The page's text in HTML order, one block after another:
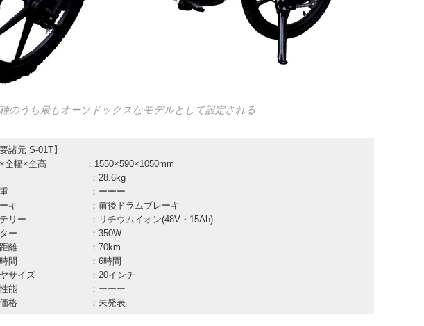
のうち最もオーソドックスなモデルとして設定される
要諸元 S-01T】
×全幅×全高 ：1550×590×1050mm
量 ：28.6kg
重 ：ーーー
ーキ ：前後ドラムブレーキ
テリー ：リチウムイオン(48V・15Ah)
ター ：350W
距離 ：70km
時間 ：6時間
ヤサイズ ：20インチ
性能 ：ーーー
価格 ：未発表